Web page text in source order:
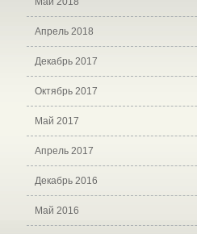
Апрель 2018
Декабрь 2017
Октябрь 2017
Май 2017
Апрель 2017
Декабрь 2016
Май 2016